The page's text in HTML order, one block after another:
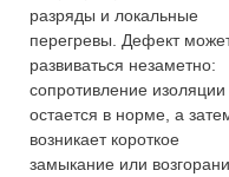
разряды и локальные
перегревы. Дефект
развиваться незаметно:
сопротивление изоляции
остается в норме, а
возникает короткое
замыкание или